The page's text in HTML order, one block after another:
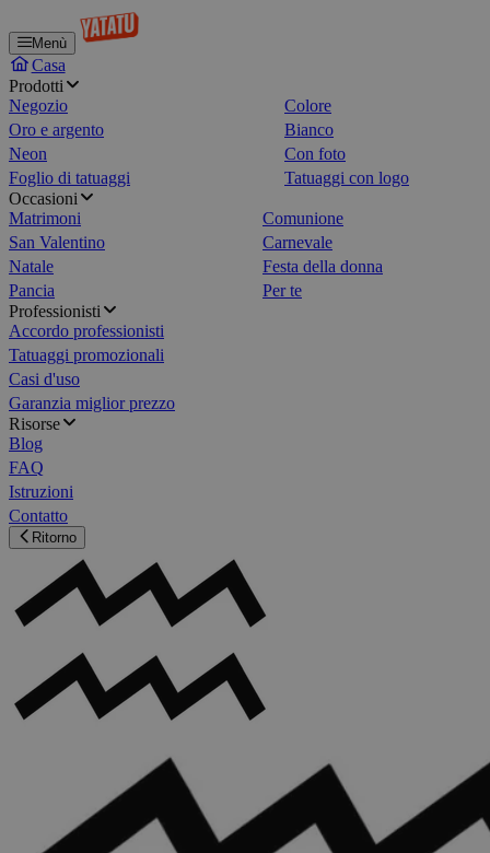
Menù
Casa
Prodotti
Negozio
Colore
Oro e argento
Bianco
Neon
Con foto
Foglio di tatuaggi
Tatuaggi con logo
Occasioni
Matrimoni
Comunione
San Valentino
Carnevale
Natale
Festa della donna
Pancia
Per te
Professionisti
Accordo professionisti
Tatuaggi promozionali
Casi d'uso
Garanzia miglior prezzo
Risorse
Blog
FAQ
Istruzioni
Contatto
Ritorno